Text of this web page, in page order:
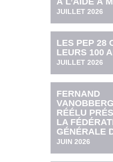
JUILLET 2026
LES PEP 28
LEURS 100
JUILLET 2026
FERNAND
RÉÉLU
LA
GÉNÉRALE
JUIN 2026